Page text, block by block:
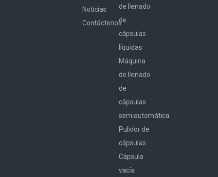
Noticias
Contáctenos
de llenado
de
cápsulas
líquidas
Máquina
de llenado
de
cápsulas
semiautomática
Pulidor de
cápsulas
Cápsula
vacía